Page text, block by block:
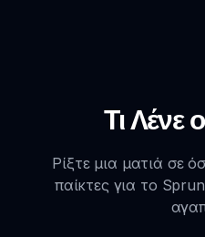
Τι Λένε
Ρίξτε μια ματιά σε
παίκτες για το